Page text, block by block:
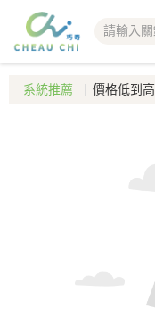
系統推薦 價格低到高